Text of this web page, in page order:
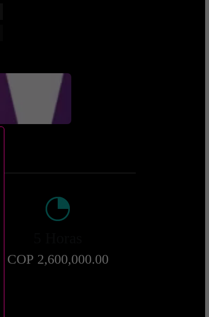
COP 2,600,000.00